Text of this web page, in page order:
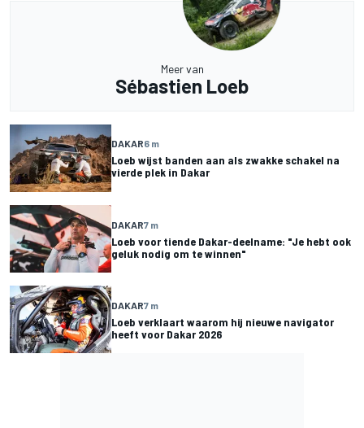
Meer van
Sébastien Loeb
DAKAR6 m
Loeb wijst banden aan als zwakke schakel na
vierde plek in Dakar
DAKAR7 m
Loeb voor tiende Dakar-deelname: "Je hebt ook
geluk nodig om te winnen"
DAKAR7 m
Loeb verklaart waarom hij nieuwe navigator
heeft voor Dakar 2026